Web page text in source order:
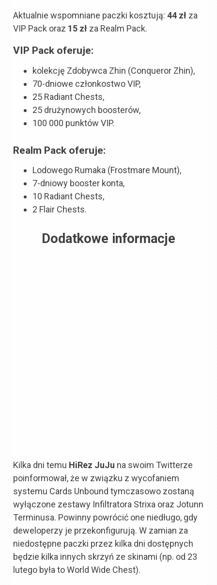
Aktualnie wspomniane paczki kosztują:44 zł za
VIP Pack oraz 15 zł za Realm Pack.
VIP Pack oferuje:
kolekcję Zdobywca Zhin (Conqueror Zhin),
70-dniowe członkostwo VIP,
25 Radiant Chests,
25 drużynowych boosterów,
100 000 punktów VIP.
Realm Pack oferuje:
Lodowego Rumaka (Frostmare Mount),
7-dniowy booster konta,
10 Radiant Chests,
2 Flair Chests.
Dodatkowe informacje
Kilka dni temu HiRez JuJu na swoim Twitterze
poinformował, że w związku z wycofaniem
systemu Cards Unbound tymczasowo zostaną
wyłączone zestawy Infiltratora Strixa oraz Jotunn
Terminusa. Powinny powrócić one niedługo, gdy
deweloperzy je przekonfigurują. W zamian za
niedostępne paczki przez kilka dni dostępnych
będzie kilka innych skrzyń ze skinami (np. od 23
lutego była to World Wide Chest).